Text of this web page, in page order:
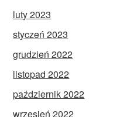
luty 2023
styczeń 2023
grudzień 2022
listopad 2022
październik 2022
wrzesień 2022